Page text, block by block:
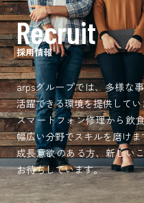
Recruit
採用情報
arpsグループでは、多様な
活躍できる環境を提供して
スマートフォン修理から飲
幅広い分野でスキルを磨けま
成長意欲のある方、新しい
お待ちしています。